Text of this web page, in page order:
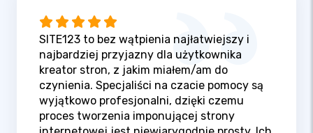
SITE123 to bez wątpienia najłatwiejszy i
najbardziej przyjazny dla użytkownika
kreator stron, z jakim miałem/am do
czynienia. Specjaliści na czacie pomocy są
wyjątkowo profesjonalni, dzięki czemu
proces tworzenia imponującej strony